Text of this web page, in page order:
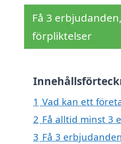
Få 3
förpliktelser
1 Vad kan ett
2 Få alltid minst 3
3 Få 3